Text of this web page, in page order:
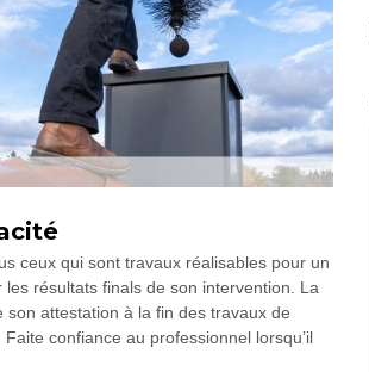
ceux qui sont travaux réalisables pour un
résultats finals de son intervention. La
son attestation à la fin des travaux de
confiance au professionnel lorsqu’il